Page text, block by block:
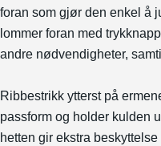
foran som gjør den enkel å
lommer foran med
andre nødvendigheter,
Ribbestrikk ytterst på
passform og holder kulden
hetten gir ekstra